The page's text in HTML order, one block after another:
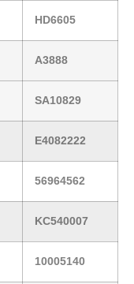
HD6605
A3888
SA10829
E4082222
56964562
KC540007
10005140